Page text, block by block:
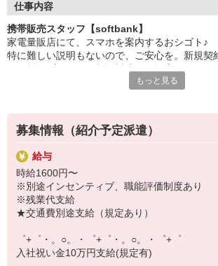
でも心配ご無用！
お互いに教え合ったり、フォローしあったりす
和気あいあいとした人間関係がある店舗ばかり
皆で一緒にステップアップしましょう♪
【選べるお仕事いろいろ】
▼オフィスワーク
事務、経理、データ入力、コールセンター、
▼工場・製造・軽作業系
機械/食品製造・梱包・仕分け・加工・組立
▼美容系
眉毛サロンのアイブロウ・ネイリスト・エス
▼営業・販売
法人営業・アパレル販売・個別指導塾・人材
▼人気案件も多数♪
短期・期間限定・オープニング・官公庁案件
上場/優良/大手企業など
仕事内容
携帯販売スタッフ【softbank】
家電量販店にて、スマホを案内するおシゴト♪
特に難しい説明もないので、ご安心を。新規契
満足度◎
■携帯やインターネット販売業務
docomo(ドコモ)/au(エーユー)・KDDI/softbank(
の大手キャリアから
ワイモバイル(Y!mobille)、楽天モバイル、UQな
広く紹介可能♪
人気のApple（アップル）店舗もございます！
もっと見る
募集情報（紹介予定派遣）
給与
時給1600円〜
※別途インセンティブ、職能評価制度あり
※残業代支給
★交通費別途支給（規定あり）
゜+゜・。○。・゜+゜・。○。・゜+゜
入社祝い金10万円支給(規定有)